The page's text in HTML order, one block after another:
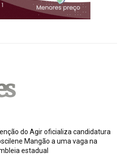
do Agir oficializa candidatura
Mangão a uma vaga na
estadual